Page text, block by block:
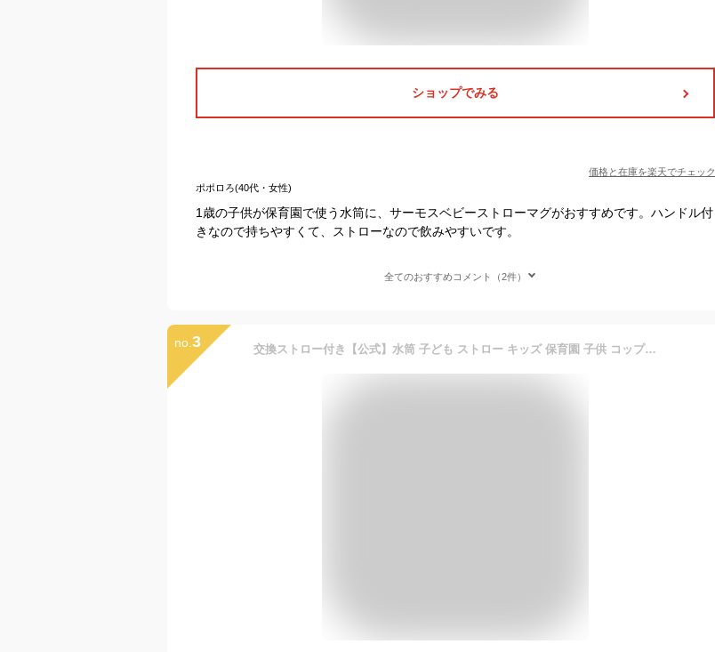
ショップでみる
価格と在庫を楽天でチェック
ポポロろ(40代・女性)
1歳の子供が保育園で使う水筒に、サーモスベビーストローマグがおすすめです。ハンドル付
きなので持ちやすくて、ストローなので飲みやすいです。
全てのおすすめコメント（2件）
no. 3 交換ストロー付き【公式】水筒 子ども ストロー キッズ 保育園 子供 コップ コップ付き ストローマグ ステンレス 幼稚園 女の子 男の子 2way 0歳 1歳 2歳 3歳 紐付き ストロータイプ ベビー 保冷 一歳 ベビーマグ かわいい 400ml 紐 入園 ストロー付き ピーコック ASK-W41